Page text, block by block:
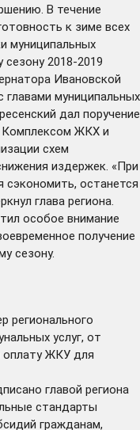
В течение
к зиме всех
муниципальных
сезону 2018-2019
Ивановской
главами муниципальных
дал поручение
Комплексом ЖКХ и
схем
издержек. «При
сэкономить, останется
глава региона.
особое внимание
получение
сезону.
регионального
услуг, от
оплату ЖКУ для
главой региона
стандарты
гражданам,